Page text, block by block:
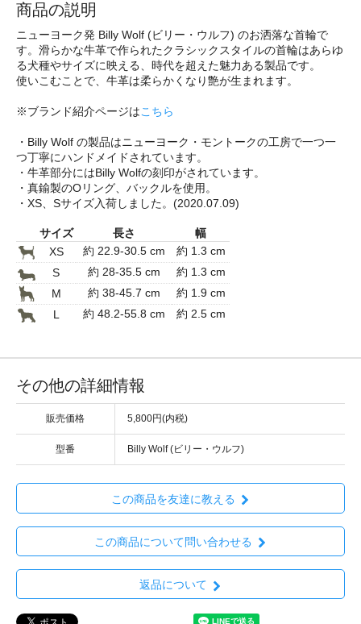
商品の説明
ニューヨーク発 Billy Wolf (ビリー・ウルフ) のお洒落な首輪で
す。滑らかな牛革で作られたクラシックスタイルの首輪はあらゆ
る犬種やサイズに映える、時代を超えた魅力ある製品です。
使いこむことで、牛革は柔らかくなり艶が生まれます。
※ブランド紹介ページはこちら
・Billy Wolf の製品はニューヨーク・モントークの工房で一つ一
つ丁寧にハンドメイドされています。
・牛革部分にはBilly Wolfの刻印がされています。
・真鍮製のOリング、バックルを使用。
・XS、Sサイズ入荷しました。(2020.07.09)
サイズ 長さ
幅
XS
約 22.9-30.5 cm
約 1.3 cm
S
約 28-35.5 cm
約 1.3 cm
M
約 38-45.7 cm
約 1.9 cm
L
約 48.2-55.8 cm 約 2.5 cm
その他の詳細情報
販売価格 5,800円(内税)
型番 Billy Wolf (ビリー・ウルフ)
この商品を友達に教える
この商品について問い合わせる
返品について